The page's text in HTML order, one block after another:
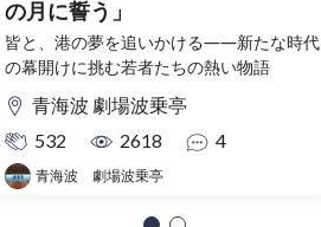
の月に誓う」
皆と、港の夢を追いかける――新たな時代
の幕開けに挑む若者たちの熱い物語
青海波 劇場波乗亭
532
2618 4
青海波 劇場波乗亭